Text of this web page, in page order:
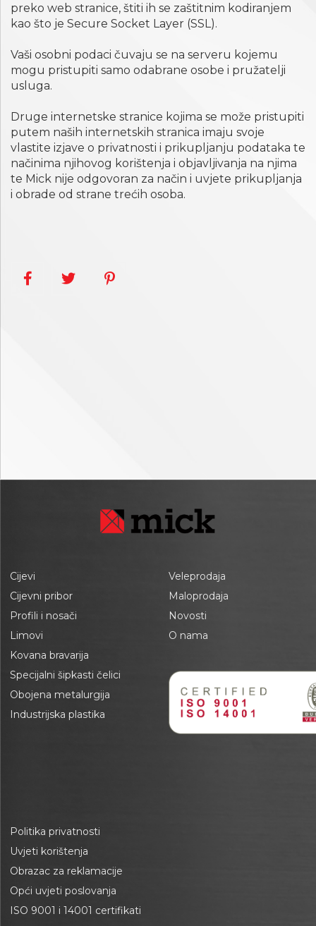
preko web stranice, štiti ih se zaštitnim kodiranjem
kao što je Secure Socket Layer (SSL).
Vaši osobni podaci čuvaju se na serveru kojemu
mogu pristupiti samo odabrane osobe i pružatelji
usluga.
Druge internetske stranice kojima se može pristupiti
putem naših internetskih stranica imaju svoje
vlastite izjave o privatnosti i prikupljanju podataka te
načinima njihovog korištenja i objavljivanja na njima
te Mick nije odgovoran za način i uvjete prikupljanja
i obrade od strane trećih osoba.
Cijevi
Cijevni pribor
Profili i nosači
Limovi
Kovana bravarija
Specijalni šipkasti čelici
Obojena metalurgija
Industrijska plastika
Veleprodaja
Maloprodaja
Novosti
O nama
Politika privatnosti
Uvjeti korištenja
Obrazac za reklamacije
Opći uvjeti poslovanja
ISO 9001 i 14001 certifikati